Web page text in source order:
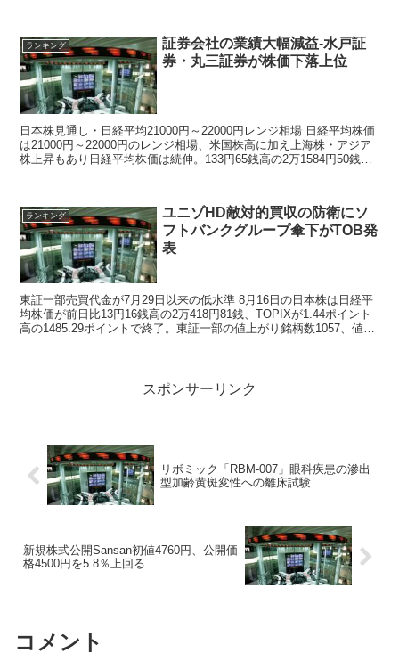
ランキング
証券会社の業績大幅減益-水戸証
券・丸三証券が株価下落上位
日本株見通し・日経平均21000円～22000円レンジ相場 日経平均株価
は21000円～22000円のレンジ相場、米国株高に加え上海株・アジア
株上昇もあり日経平均株価は続伸。133円65銭高の2万1584円50銭で
ランキング
ユニゾHD敵対的買収の防衛にソ
フトバンクグループ傘下がTOB発
表
東証一部売買代金が7月29日以来の低水準 8月16日の日本株は日経平
均株価が前日比13円16銭高の2万418円81銭、TOPIXが1.44ポイント
高の1485.29ポイントで終了。東証一部の値上がり銘柄数1057、値下
スポンサーリンク
リボミック「RBM-007」眼科疾患の滲出
型加齢黄斑変性への離床試験
新規株式公開Sansan初値4760円、公開価
格4500円を5.8％上回る
コメント